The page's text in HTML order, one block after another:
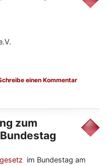
einen Kommentar
zum
im Bundestag am